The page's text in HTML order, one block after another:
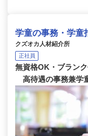
学童の事務・学童
クズオカ人材紹介所
正社員
無資格OK・ブラン
高待遇の事務兼学